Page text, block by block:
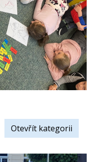
Otevřít kategorii